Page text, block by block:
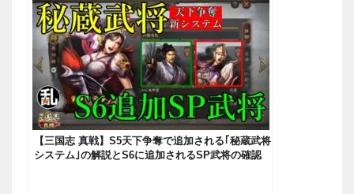
【三国志 真戦】S5天下争奪で追加される｢秘蔵武将
システム｣の解説とS6に追加されるSP武将の確認